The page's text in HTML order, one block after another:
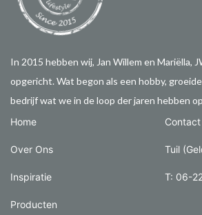
In 2015 hebben wij, Jan Willem en Mariëlla,
opgericht. Wat begon als een hobby,
bedrijf wat we in de loop der jaren hebben
Home
Over Ons
Inspiratie
Producten
Contact
Tuil
T: 06-